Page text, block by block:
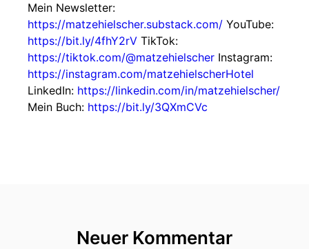
Mein Newsletter:
https://matzehielscher.substack.com/ YouTube:
https://bit.ly/4fhY2rV TikTok:
https://tiktok.com/@matzehielscher Instagram:
https://instagram.com/matzehielscherHotel
LinkedIn: https://linkedin.com/in/matzehielscher/
Mein Buch: https://bit.ly/3QXmCVc
Neuer Kommentar